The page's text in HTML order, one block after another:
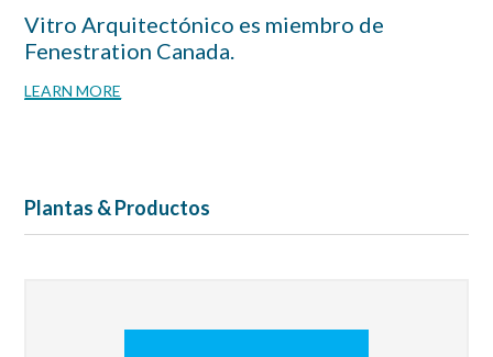
Vitro Arquitectónico es miembro de
Fenestration Canada.
LEARN MORE
Plantas & Productos